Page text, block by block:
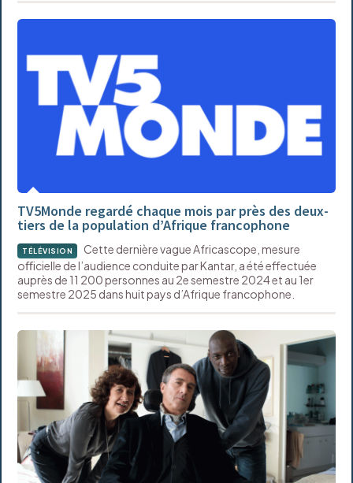
TV5Monde regardé chaque mois par près des deux-
tiers de la population d’Afrique francophone
TÉLÉVISION
Cette dernière vague Africascope, mesure
oﬃcielle de l’audience conduite par Kantar, a été effectuée
auprès de 11 200 personnes au 2e semestre 2024 et au 1er
semestre 2025 dans huit pays d’Afrique francophone.